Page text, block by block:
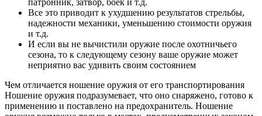
Все это приводит к ухудшению результатов стрельбы,
надежности механики, уменьшению стоимости оружия
и т.д.
И если вы не вычистили оружие после охотничьего
сезона, то к следующему сезону ваше оружие может
неприятно вас удивить своим состоянием
Чем отличается ношение оружия от его транспортирования
Ношение оружия подразумевает, что оно снаряжено, готово к
применению и поставлено на предохранитель. Ношение